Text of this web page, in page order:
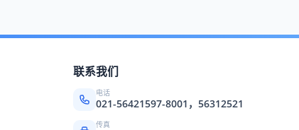
欧元
日元 4.29
中国人民银行发布 *为当日变更价格
联系我们
电话
021-56421597-8001，56312521
传真